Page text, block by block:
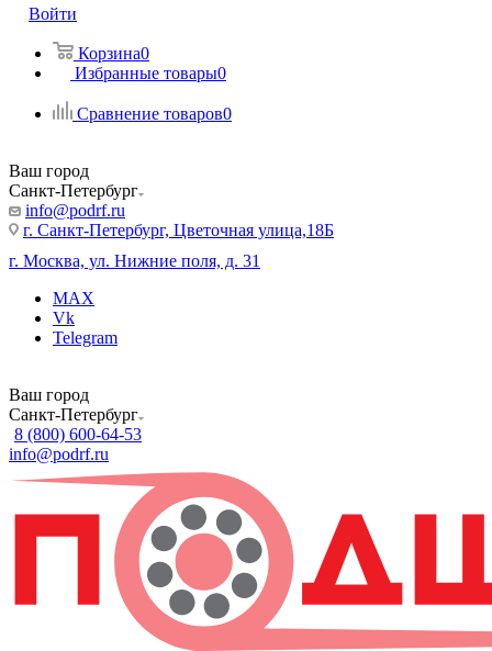
Войти
Корзина0
Избранные товары0
Сравнение товаров0
Ваш город
Санкт-Петербург
info@podrf.ru
г. Санкт-Петербург, Цветочная улица,18Б
г. Москва, ул. Нижние поля, д. 31
MAX
Vk
Telegram
Ваш город
Санкт-Петербург
8 (800) 600-64-53
info@podrf.ru